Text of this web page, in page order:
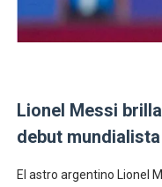
Lionel Messi
debut mundialista
El astro argentino Lionel